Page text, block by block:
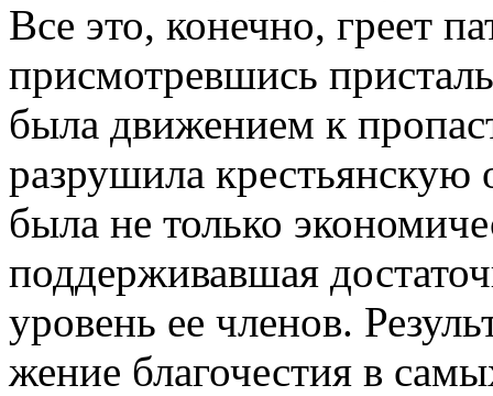
Все это, конечно, греет
присмотревшись
была движением к
разрушила крестьянскую
была не только
поддерживавшая
уровень ее членов.
жение благочестия в